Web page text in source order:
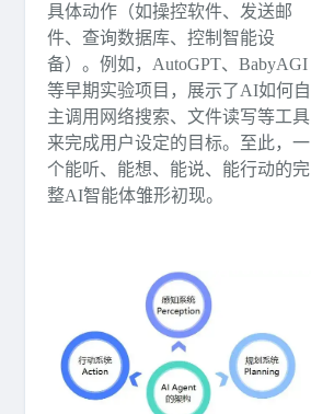
具体动作（如操控软件、发送邮
件、查询数据库、控制智能设
备）。例如，AutoGPT、BabyAGI
等早期实验项目，展示了AI如何自
主调用网络搜索、文件读写等工具
来完成用户设定的目标。至此，一
个能听、能想、能说、能行动的完
整AI智能体雏形初现。